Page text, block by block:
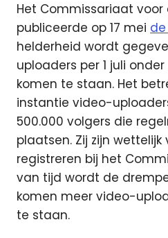
Het Commissariaat voor
publiceerde op 17 mei
helderheid wordt
uploaders per 1 juli
komen te staan. Het
instantie video-
500.000 volgers die
plaatsen. Zij zijn
registreren bij het
van tijd wordt de
komen meer video-
te staan.